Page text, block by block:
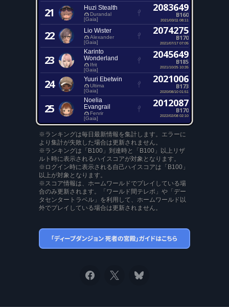
21 Huzi Stealth
Durandal
[Gaia]
2083649
B160
2021/03/11 08:11
22 Lio Wister
Alexander
[Gaia]
2074275
B170
2021/07/17 07:05
23
Karinto
Wonderland
Ifrit
[Gaia]
2045649
B185
2021/10/25 10:35
24 Yuuri Ebetwin
Ultima
[Gaia]
2021006
B173
2020/08/10 01:51
25
Noelia
Evangrail
Fenrir
[Gaia]
2012087
B170
2022/02/08 02:10
※ランキングは毎日最新情報を集計します。エラーに
より集計が失敗した場合は更新されません。
※ランキングは「B100」到達時と「B100」以上リザ
ルト時に表示されるハイスコアが対象となります。
※ログイン時に表示される自己ハイスコアは「B100」
以上が対象となります。
※スコア情報は、ホームワールドでプレイしている場
合のみ更新されます。「ワールド間テレポ」や「デー
タセンタートラベル」を利用して、ホームワールド以
外でプレイしている場合は更新されません。